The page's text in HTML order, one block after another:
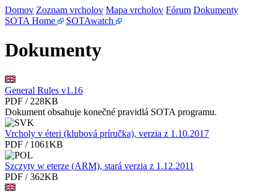
Domov Zoznam vrcholov Mapa vrcholov Fórum Dokumenty
SOTA Home
SOTAwatch
Dokumenty
General Rules v1.16
PDF / 228KB
Dokument obsahuje konečné pravidlá SOTA programu.
Vrcholy v éteri (klubová príručka), verzia z 1.10.2017
PDF / 1061KB
Szczyty w eterze (ARM), stará verzia z 1.12.2011
PDF / 362KB